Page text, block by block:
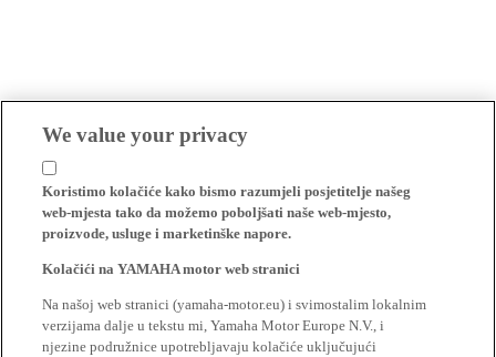
We value your privacy
Koristimo kolačiće kako bismo razumjeli posjetitelje našeg
web-mjesta tako da možemo poboljšati naše web-mjesto,
proizvode, usluge i marketinške napore.
Kolačići na YAMAHA motor web stranici
Na našoj web stranici (yamaha-motor.eu) i svimostalim lokalnim
verzijama dalje u tekstu mi, Yamaha Motor Europe N.V., i
njezine podružnice upotrebljavaju kolačiće uključujući